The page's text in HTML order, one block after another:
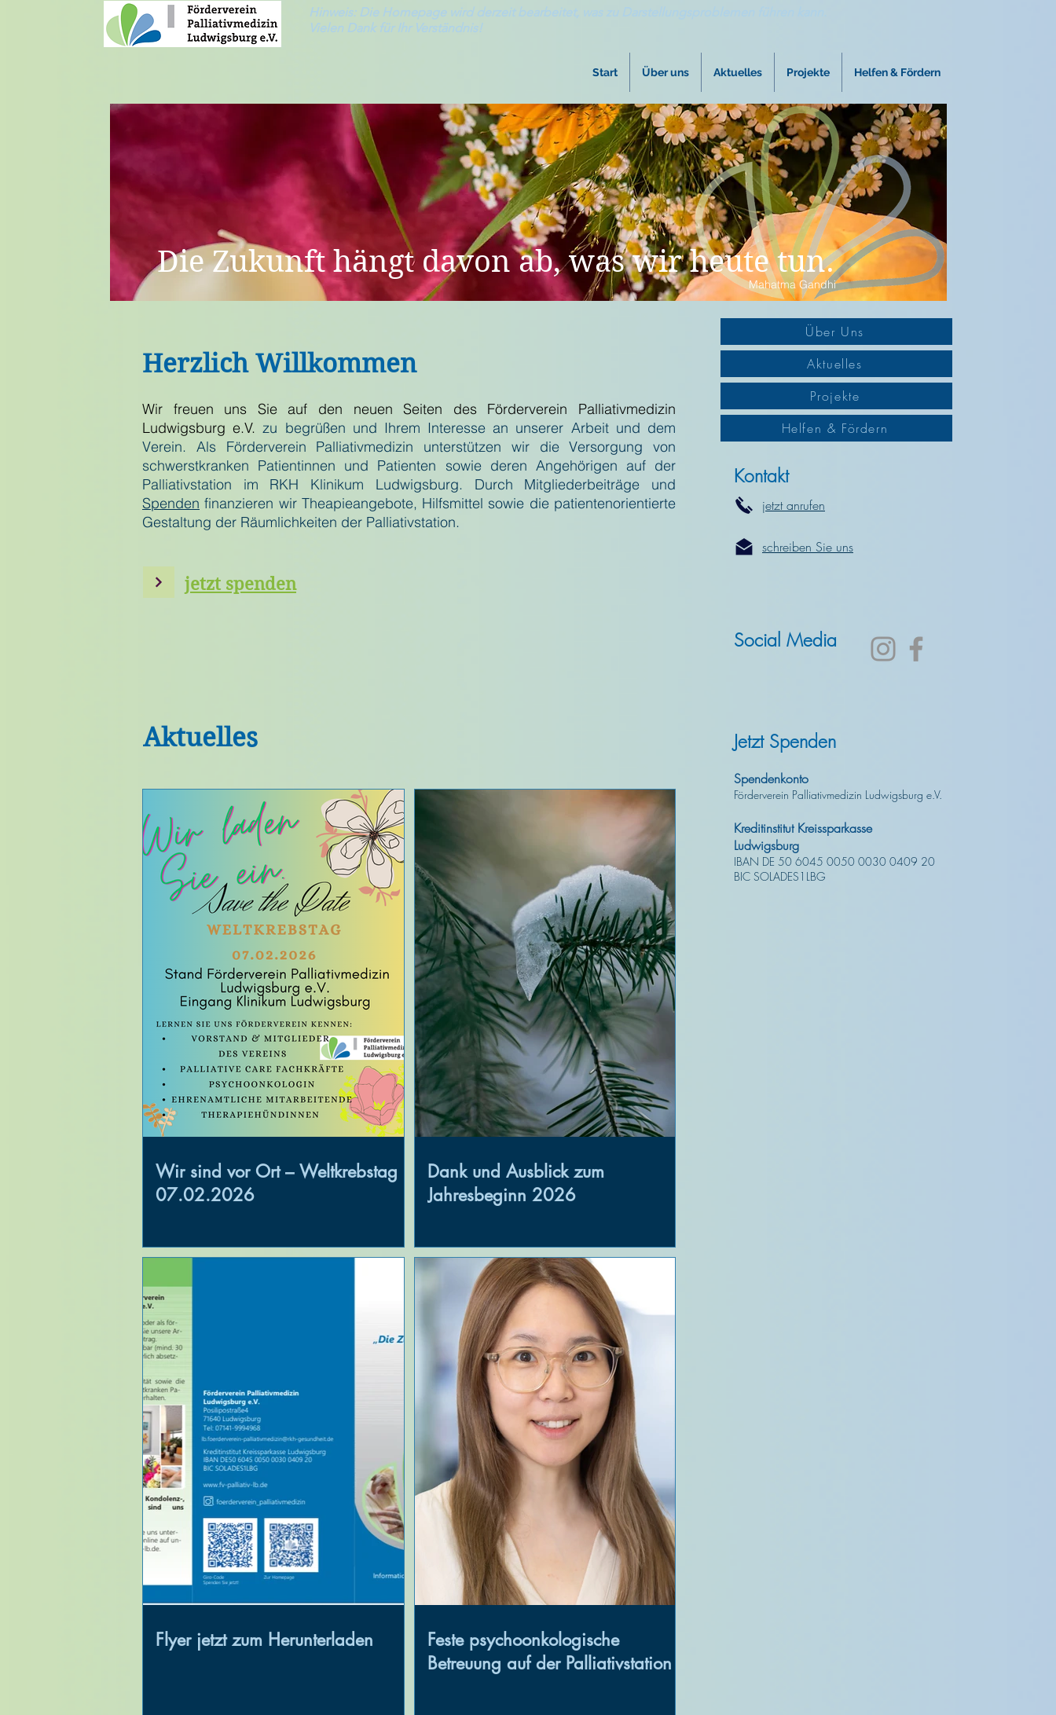
Hinweis: Die Homepage wird derzeit bearbeitet, was zu Darstellungsproblemen führen kann.
Vielen Dank für Ihr Verständnis!
Die Zukunft hängt davon ab, was wir heute tun.
Mahatma Gandhi
Herzlich Willkommen
Wir freuen uns Sie auf den neuen Seiten des Förderverein Palliativmedizin
Ludwigsburg e.V.zu begrüßen und Ihrem Interesse an unserer Arbeit und dem
Verein. Als Förderverein Palliativmedizin unterstützen wir die Versorgung von
schwerstkranken Patientinnen und Patienten sowie deren Angehörigen auf der
Palliativstation im RKH Klinikum Ludwigsburg. Durch Mitgliederbeiträge und
Spenden finanzieren wir Theapieangebote, Hilfsmittel sowie die patientenorientierte
Gestaltung der Räumlichkeiten der Palliativstation.
jetzt spenden
Über Uns
Aktuelles
Projekte
Helfen & Fördern
Kontakt
jetzt anrufen
schreiben Sie uns
Social Media
Aktuelles
Button
Wir sind vor Ort – Weltkrebstag
07.02.2026
Dank und Ausblick zum
Jahresbeginn 2026
Flyer jetzt zum Herunterladen
Feste psychoonkologische
Betreuung auf der Palliativstation
Jetzt Spenden
Spendenkonto
Förderverein Palliativmedizin Ludwigsburg e.V.
Kreditinstitut Kreissparkasse
Ludwigsburg
IBAN DE 50 6045 0050 0030 0409 20
BIC SOLADES1LBG
Start Über uns Aktuelles Projekte Helfen & Fördern